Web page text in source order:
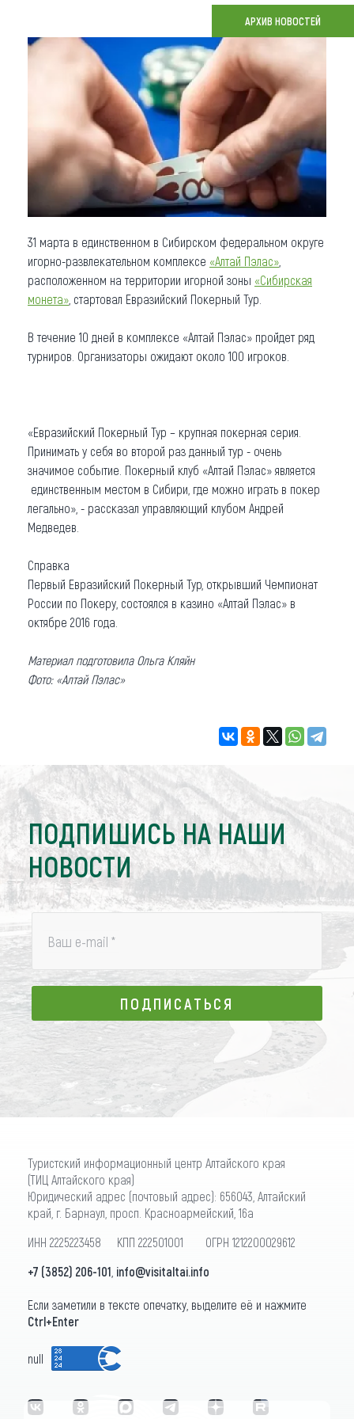
О регионе
Коллекция впечатлений
Другие рубрики
АРХИВ НОВОСТЕЙ
31 марта в единственном в Сибирском федеральном округе
игорно-развлекательном комплексе «Алтай Пэлас»
расположенном на территории игорной зоны «Сибирская
монета» , стартовал Евразийский Покерный Тур.
В течение 10 дней в комплексе «Алтай Пэлас» пройдет ряд
турниров. Организаторы ожидают около 100 игроков.
«Евразийский Покерный Тур – крупная покерная серия.
Принимать у себя во второй раз данный тур - очень
значимое событие. Покерный клуб «Алтай Пэлас» является
единственным местом в Сибири, где можно играть в покер
легально», - рассказал управляющий клубом Андрей
Медведев.
Справка
Первый Евразийский Покерный Тур, открывший Чемпионат
России по Покеру, состоялся в казино «Алтай Пэлас» в
октябре 2016 года.
Материал подготовила Ольга Кляйн
Фото: «Алтай Пэлас»
ПОДПИШИСЬ НА НАШИ
НОВОСТИ
Ваш e-mail *
ПОДПИСАТЬСЯ
ПОДПИСАТЬСЯ
Туристский информационный центр Алтайского края
(ТИЦ Алтайского края)
Юридический адрес (почтовый адрес): 656043, Алтайский
край, г. Барнаул, просп. Красноармейский, 16а
ИНН 2225223458 КПП 222501001 ОГРН 1212200029612
+7 (3852) 206-101 info@visitaltai.info
Если заметили в тексте опечатку, выделите её и нажмите
Ctrl+Enter
null